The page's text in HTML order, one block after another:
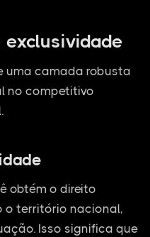
exclusividade
uma camada robusta
no competitivo
obtém o direito
o território nacional,
Isso significa que